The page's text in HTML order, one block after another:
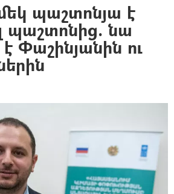
պաշտոնյա է
պաշտոնից. նա
Փաշինյանին ու